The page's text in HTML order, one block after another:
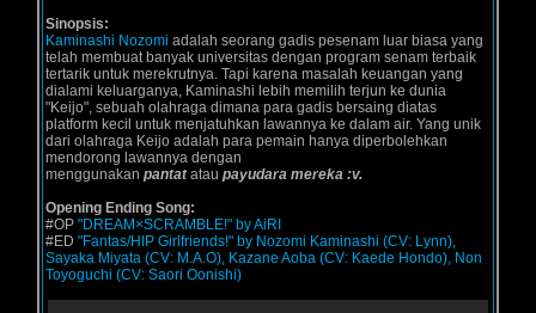
Sinopsis:
Kaminashi Nozomi adalah seorang gadis pesenam luar biasa yang
telah membuat banyak universitas dengan program senam terbaik
tertarik untuk merekrutnya. Tapi karena masalah keuangan yang
dialami keluarganya, Kaminashi lebih memilih terjun ke dunia
"Keijo", sebuah olahraga dimana para gadis bersaing diatas
platform kecil untuk menjatuhkan lawannya ke dalam air. Yang unik
dari olahraga Keijo adalah para pemain hanya diperbolehkan
mendorong lawannya dengan
menggunakan pantatatau payudara mereka :v.
Opening Ending Song:
#OP "DREAM×SCRAMBLE!" by AiRI
#ED "Fantas/HIP Girlfriends!" by Nozomi Kaminashi (CV: Lynn),
Sayaka Miyata (CV: M.A.O), Kazane Aoba (CV: Kaede Hondo), Non
Toyoguchi (CV: Saori Oonishi)